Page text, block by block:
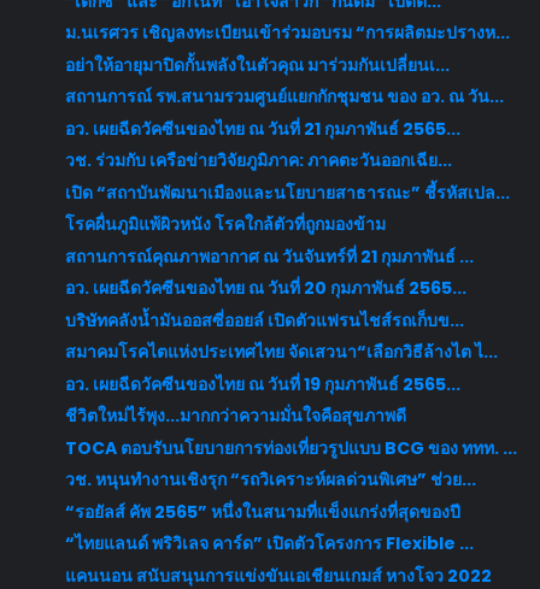
ม.นเรศวร เชิญลงทะเบียนเข้าร่วมอบรม “การผลิตมะปรางห...
อย่าให้อายุมาปิดกั้นพลังในตัวคุณ มาร่วมกันเปลี่ยนเ...
สถานการณ์ รพ.สนามรวมศูนย์แยกกักชุมชน ของ อว. ณ วัน...
อว. เผยฉีดวัคซีนของไทย ณ วันที่ 21 กุมภาพันธ์ 2565...
วช. ร่วมกับ เครือข่ายวิจัยภูมิภาค: ภาคตะวันออกเฉีย...
เปิด “สถาบันพัฒนาเมืองและนโยบายสาธารณะ” ชี้รหัสเปล...
โรคผื่นภูมิแพ้ผิวหนัง โรคใกล้ตัวที่ถูกมองข้าม
สถานการณ์คุณภาพอากาศ ณ วันจันทร์ที่ 21 กุมภาพันธ์ ...
อว. เผยฉีดวัคซีนของไทย ณ วันที่ 20 กุมภาพันธ์ 2565...
บริษัทคลังน้ำมันออสซี่ออยล์ เปิดตัวแฟรนไชส์รถเก็บข...
สมาคมโรคไตแห่งประเทศไทย จัดเสวนา“เลือกวิธีล้างไต ไ...
อว. เผยฉีดวัคซีนของไทย ณ วันที่ 19 กุมภาพันธ์ 2565...
ชีวิตใหม่ไร้พุง...มากกว่าความมั่นใจคือสุขภาพดี
TOCA ตอบรับนโยบายการท่องเที่ยวรูปแบบ BCG ของ ททท. ...
วช. หนุนทำงานเชิงรุก “รถวิเคราะห์ผลด่วนพิเศษ” ช่วย...
“รอยัลส์ คัพ 2565” หนึ่งในสนามที่แข็งแกร่งที่สุดของปี
“ไทยแลนด์ พริวิเลจ คาร์ด” เปิดตัวโครงการ Flexible ...
แคนนอน สนับสนุนการแข่งขันเอเชียนเกมส์ หางโจว 2022